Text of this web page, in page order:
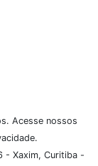
Acesse nossos
- Xaxim, Curitiba -